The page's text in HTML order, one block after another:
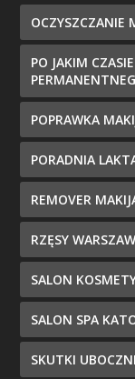
OCZYSZCZANIE
PO JAKIM
POPRAWKA
PORADNIA
REMOVER
RZĘSY
SALON
SALON SPA
SKUTKI